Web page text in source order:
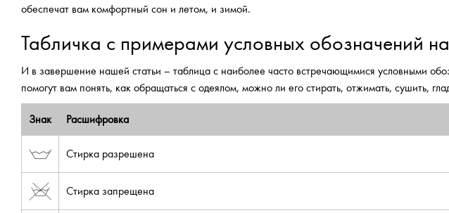
обеспечат вам комфортный сон и летом, и зимой.
Табличка с примерами условных обозначений
И в завершение нашей статьи – таблица с наиболее часто встречающимися условными
помогут вам понять, как обращаться с одеялом, можно ли его стирать, отжимать, сушить,
Знак Расшифровка
Стирка разрешена
Стирка запрещена